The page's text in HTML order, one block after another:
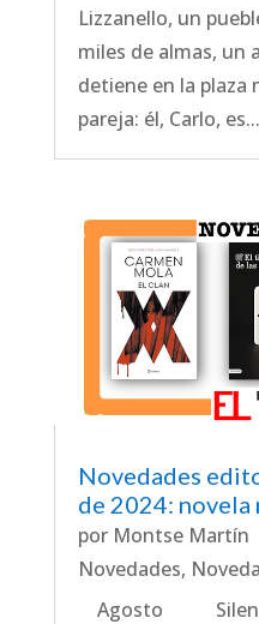
Lizzanello, un
miles de almas, un
detiene en la plaza
pareja: él, Carlo, es...
Novedades
de 2024: novela
por Montse Martín
Novedades,
Agosto